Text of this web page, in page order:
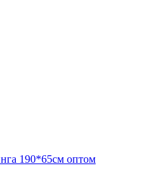
190*65см оптом